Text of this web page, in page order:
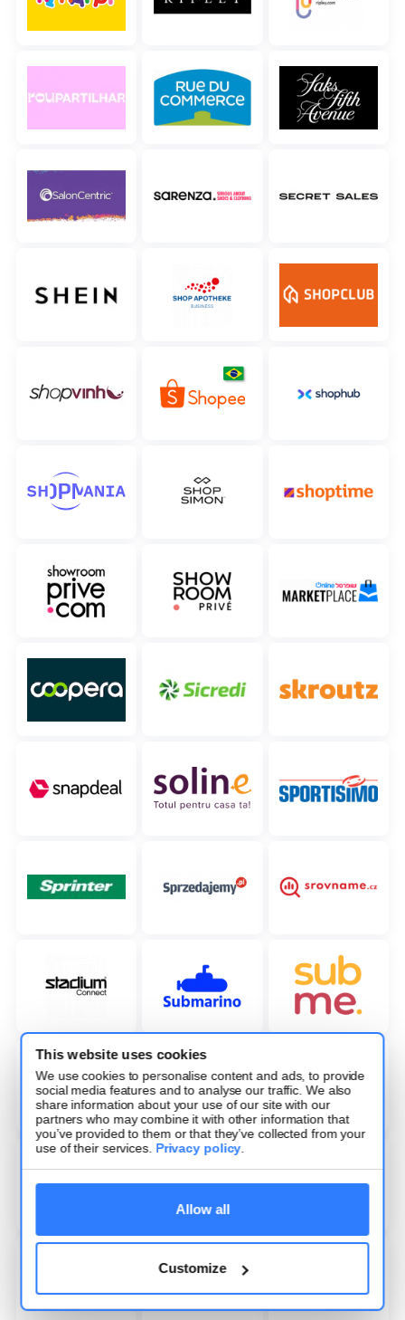
This website uses cookies
We use cookies to personalise content and ads, to provide
social media features and to analyse our traffic. We also
share information about your use of our site with our
partners who may combine it with other information that
you’ve provided to them or that they’ve collected from your
use of their services. Privacy policy.
Allow all
Customize